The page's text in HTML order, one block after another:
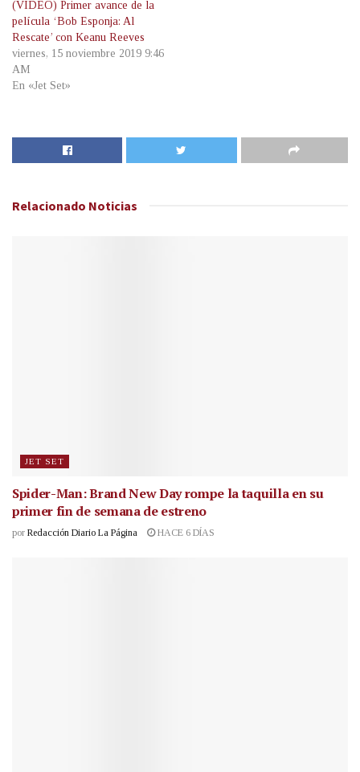
(VIDEO) Primer avance de la
película ‘Bob Esponja: Al
Rescate’ con Keanu Reeves
viernes, 15 noviembre 2019 9:46
AM
En «Jet Set»
Relacionado Noticias
JET SET
Spider-Man: Brand New Day rompe la taquilla en su
primer fin de semana de estreno
por Redacción Diario La Página HACE 6 DÍAS